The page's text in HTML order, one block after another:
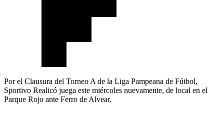
Por el Clausura del Torneo A de la Liga Pampeana de Fútbol,
Sportivo Realicó juega este miércoles nuevamente, de local en el
Parque Rojo ante Ferro de Alvear.